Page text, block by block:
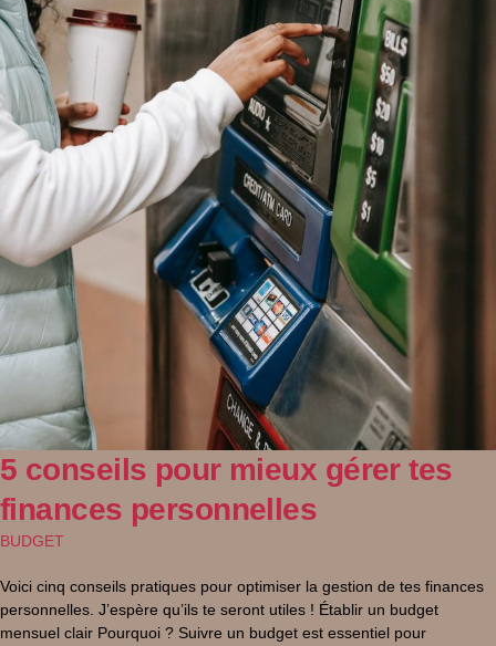
5 conseils pour mieux gérer tes
finances personnelles
BUDGET
Voici cinq conseils pratiques pour optimiser la gestion de tes finances
personnelles. J’espère qu’ils te seront utiles ! Établir un budget
mensuel clair Pourquoi ? Suivre un budget est essentiel pour